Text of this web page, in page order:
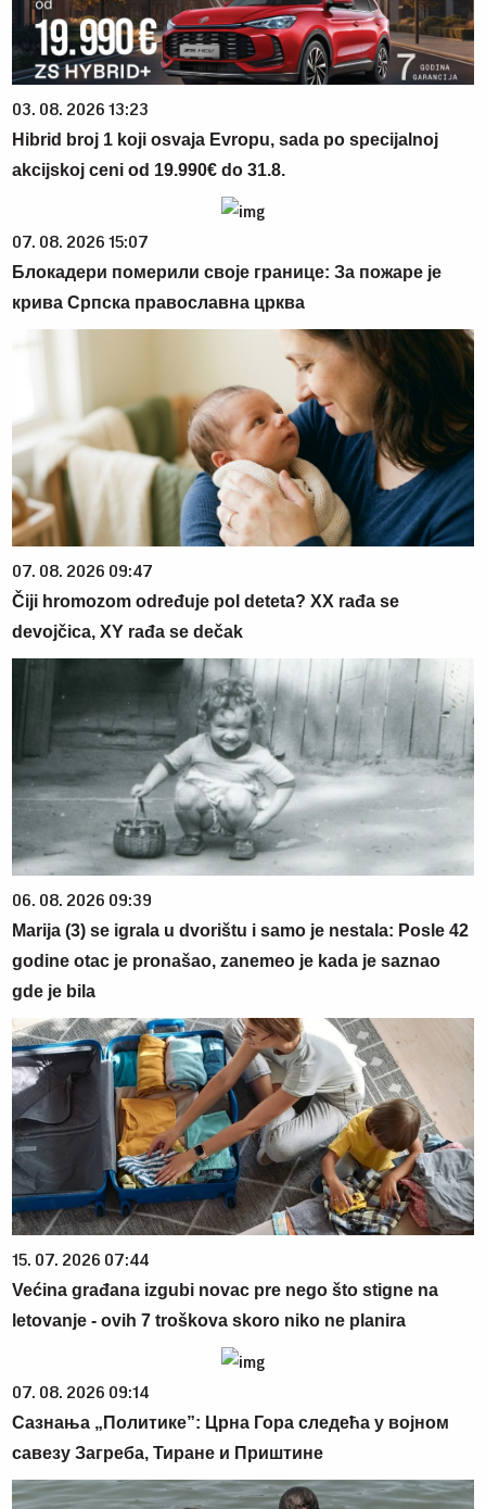
03. 08. 2026 13:23
Hibrid broj 1 koji osvaja Evropu, sada po specijalnoj
akcijskoj ceni od 19.990€ do 31.8.
07. 08. 2026 15:07
Блокадери померили своје границе: За пожаре је
крива Српска православна црква
07. 08. 2026 09:47
Čiji hromozom određuje pol deteta? XX rađa se
devojčica, XY rađa se dečak
06. 08. 2026 09:39
Marija (3) se igrala u dvorištu i samo je nestala: Posle 42
godine otac je pronašao, zanemeo je kada je saznao
gde je bila
15. 07. 2026 07:44
Većina građana izgubi novac pre nego što stigne na
letovanje - ovih 7 troškova skoro niko ne planira
07. 08. 2026 09:14
Сазнања „Политике”: Црна Гора следећа у војном
савезу Загреба, Тиране и Приштине